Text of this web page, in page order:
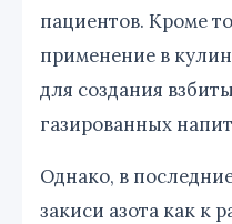
пациентов. Кроме
применение в
для создания
газированных
Однако, в
закиси азота как к